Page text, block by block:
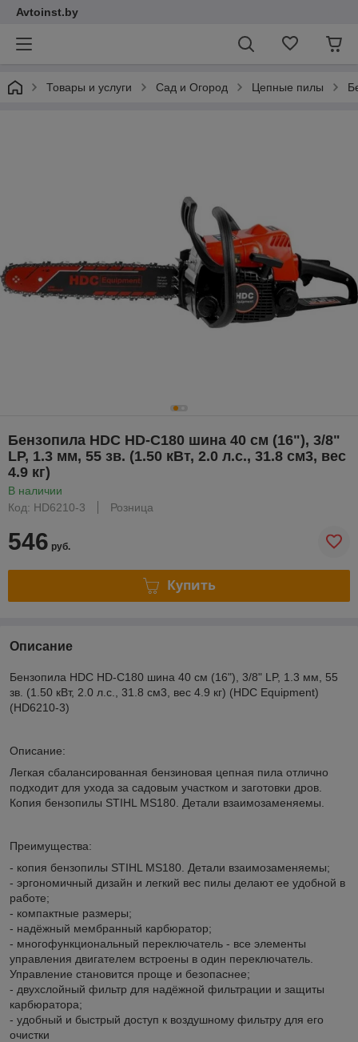
Avtoinst.by
Товары и услуги Сад и Огород Цепные пилы
Бензопила HDC HD-C180 шина 40 см (16"), 3/8"
LP, 1.3 мм, 55 зв. (1.50 кВт, 2.0 л.с., 31.8 см3, вес
4.9 кг)
В наличии
Код: HD6210-3
Розница
546 руб.
Купить
Описание
Бензопила HDC HD-C180 шина 40 см (16"), 3/8" LP, 1.3 мм, 55
зв. (1.50 кВт, 2.0 л.с., 31.8 см3, вес 4.9 кг) (HDC Equipment)
(HD6210-3)
Описание:
Легкая сбалансированная бензиновая цепная пила отлично
подходит для ухода за садовым участком и заготовки дров.
Копия бензопилы STIHL MS180. Детали взаимозаменяемы.
Преимущества:
- копия бензопилы STIHL MS180. Детали взаимозаменяемы;
- эргономичный дизайн и легкий вес пилы делают ее удобной в
работе;
- компактные размеры;
- надёжный мембранный карбюратор;
- многофункциональный переключатель - все элементы
управления двигателем встроены в один переключатель.
Управление становится проще и безопаснее;
- двухслойный фильтр для надёжной фильтрации и защиты
карбюратора;
- удобный и быстрый доступ к воздушному фильтру для его
очистки